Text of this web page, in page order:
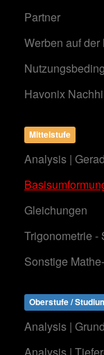
Partner
Werben auf
Havonix
Mittelstufe
Analysis |
Gleichungen
Trigonometrie -
Sonstige
Oberstufe /
Analysis |